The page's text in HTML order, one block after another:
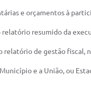
e orçamentos à
resumido da
relatório de gestão fiscal,
e a União, ou